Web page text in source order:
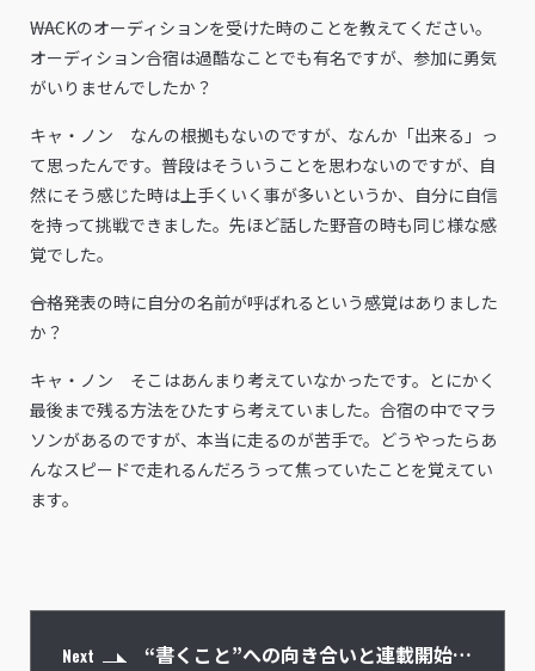
――WACKのオーディションを受けた時のことを教えてください。
オーディション合宿は過酷なことでも有名ですが、参加に勇気
がいりませんでしたか？
キャ・ノン なんの根拠もないのですが、なんか「出来る」っ
て思ったんです。普段はそういうことを思わないのですが、自
然にそう感じた時は上手くいく事が多いというか、自分に自信
を持って挑戦できました。先ほど話した野音の時も同じ様な感
覚でした。
――合格発表の時に自分の名前が呼ばれるという感覚はありました
か？
キャ・ノン そこはあんまり考えていなかったです。とにかく
最後まで残る方法をひたすら考えていました。合宿の中でマラ
ソンがあるのですが、本当に走るのが苦手で。どうやったらあ
んなスピードで走れるんだろうって焦っていたことを覚えてい
ます。
Next “書くこと”への向き合いと連載開始に